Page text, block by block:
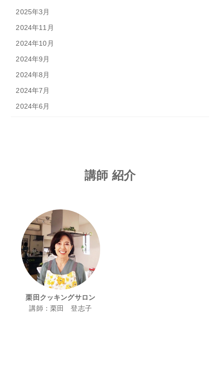
2025年3月
2024年11月
2024年10月
2024年9月
2024年8月
2024年7月
2024年6月
講師 紹介
栗田クッキングサロン
講師：栗田 登志子